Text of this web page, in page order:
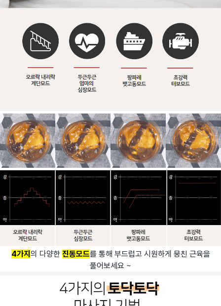
4가지 의 다양한 진동모드를 통해 부드럽고 시원하게 뭉친 근육을
풀어보세요 ~